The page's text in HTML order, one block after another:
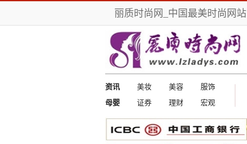
丽质时尚网_中国最美时尚网站
资讯 美妆 美容
服饰
母婴
证券 理财 宏观